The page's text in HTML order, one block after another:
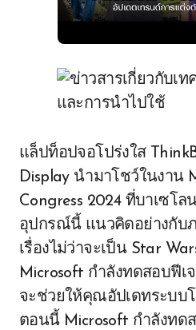
แล็ปท็อปจอโปร่งใส
Display นำมาโชว์ในงาน
Congress 2024 ที่บาเซโล
อุปกรณ์นี้ แนวคิดอย่างกับ
เรื่องไม่ว่าจะเป็น Star
Microsoft กำลังทดสอบฟีเ
จะช่วยให้คุณอัปเดทระบบ
ตอนนี้ Microsoft กำลังทด